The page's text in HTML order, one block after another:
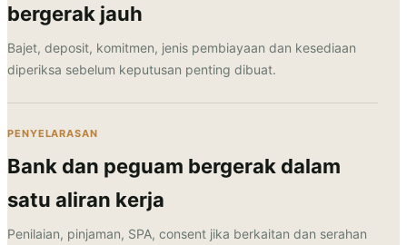
bergerak jauh
Bajet, deposit, komitmen, jenis pembiayaan dan kesediaan
diperiksa sebelum keputusan penting dibuat.
PENYELARASAN
Bank dan peguam bergerak dalam
satu aliran kerja
Penilaian, pinjaman, SPA, consent jika berkaitan dan serahan